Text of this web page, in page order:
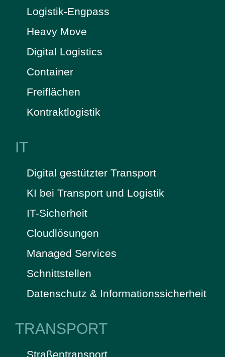
Logistik-Engpass
Heavy Move
Digital Logistics
Container
Freiflächen
Kontraktlogistik
IT
Digital gestützter Transport
KI bei Transport und Logistik
IT-Sicherheit
Cloudlösungen
Managed Services
Schnittstellen
Datenschutz & Informationssicherheit
TRANSPORT
Straßentransport